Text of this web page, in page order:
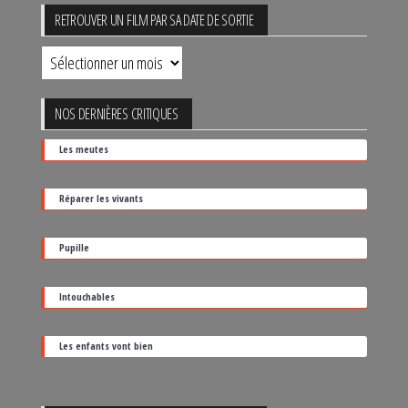
RETROUVER UN FILM PAR SA DATE DE SORTIE
Retrouver
un
film
par
sa
date
de
sortie
NOS DERNIÈRES CRITIQUES
Les meutes
Réparer les vivants
Pupille
Intouchables
Les enfants vont bien